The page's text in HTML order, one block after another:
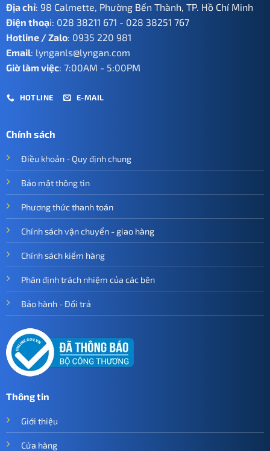
Địa chỉ: 98 Calmette, Phường Bến Thành, TP. Hồ Chí Minh
Điện thoại: 028 38211 671 - 028 38251 767
Hotline / Zalo: 0935 220 981
Email: lynganls@lyngan.com
Giờ làm việc: 7:00AM - 5:00PM
HOTLINE E-MAIL
Chính sách
Điều khoản - Quy định chung
Bảo mật thông tin
Phương thức thanh toán
Chính sách vận chuyển - giao hàng
Chính sách kiểm hàng
Phân định trách nhiệm của các bên
Bảo hành - Đổi trả
Thông tin
Giới thiệu
Cửa hàng